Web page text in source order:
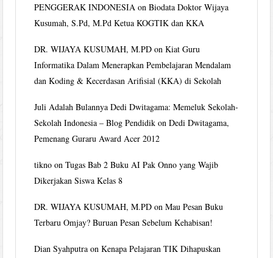
PENGGERAK INDONESIA onBiodata Doktor Wijaya
Kusumah, S.Pd, M.Pd Ketua KOGTIK dan KKA
DR. WIJAYA KUSUMAH, M.PD onKiat Guru
Informatika Dalam Menerapkan Pembelajaran Mendalam
dan Koding & Kecerdasan Arifisial (KKA) di Sekolah
Juli Adalah Bulannya Dedi Dwitagama: Memeluk Sekolah-
Sekolah Indonesia – Blog Pendidik onDedi Dwitagama,
Pemenang Guraru Award Acer 2012
tikno onTugas Bab 2 Buku AI Pak Onno yang Wajib
Dikerjakan Siswa Kelas 8
DR. WIJAYA KUSUMAH, M.PD onMau Pesan Buku
Terbaru Omjay? Buruan Pesan Sebelum Kehabisan!
Dian Syahputra onKenapa Pelajaran TIK Dihapuskan